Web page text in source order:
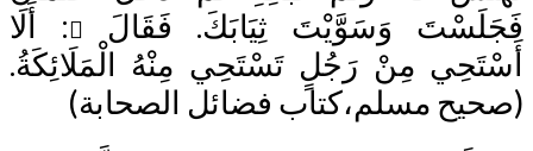
وَسَوَّيْتَ ثِيَابَكَ. فَقَالَ : أَلَا
مِنْ رَجُلٍ تَسْتَحِي مِنْهُ الْمَلَائِكَةُ.
مسلم،كتاب فضائل الصحابة)